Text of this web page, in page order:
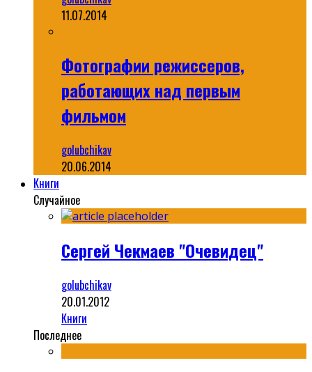
11.07.2014
Фотографии режиссеров,
работающих над первым
фильмом
golubchikav
20.06.2014
Книги
Случайное
Сергей Чекмаев "Очевидец"
golubchikav
20.01.2012
Книги
Последнее